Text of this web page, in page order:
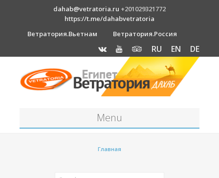
dahab@vetratoria.ru +201029321772
https://t.me/dahabvetratoria
Ветратория.Вьетнам
Ветратория.Россия
RU EN DE
Menu
Главная